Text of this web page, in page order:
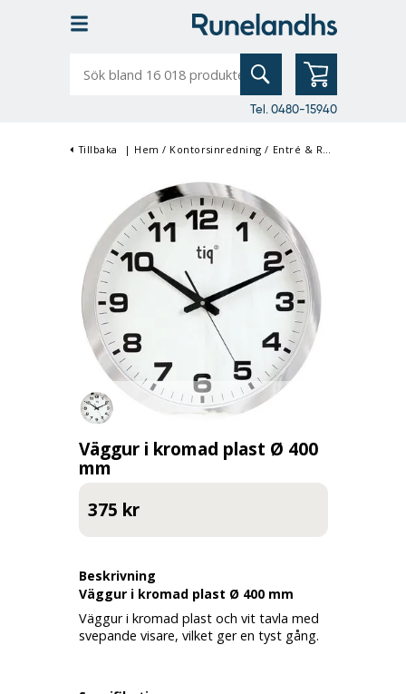
bland
Tel. 0480-15940
Tillbaka | Hem / Kontorsinredning / Entré & Reception
Väggur i kromad plast Ø 400
mm
375 kr
Beskrivning
Väggur i kromad plast Ø 400 mm
Väggur i kromad plast och vit tavla med
svepande visare, vilket ger en tyst gång.